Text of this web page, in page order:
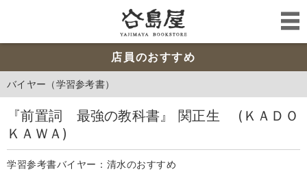
店員のおすすめ
バイヤー（学習参考書）
『前置詞 最強の教科書』 関正生 (ＫＡＤＯ
ＫＡＷＡ)
学習参考書バイヤー：清水のおすすめ